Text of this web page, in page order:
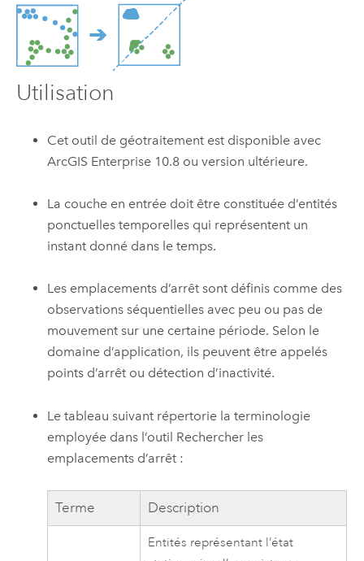
Utilisation
Cet outil de géotraitement est disponible avec
ArcGIS Enterprise 10.8 ou version ultérieure.
La couche en entrée doit être constituée d’entités
ponctuelles temporelles qui représentent un
instant donné dans le temps.
Les emplacements d’arrêt sont définis comme des
observations séquentielles avec peu ou pas de
mouvement sur une certaine période. Selon le
domaine d’application, ils peuvent être appelés
points d’arrêt ou détection d’inactivité.
Le tableau suivant répertorie la terminologie
employée dans l’outil Rechercher les
emplacements d’arrêt :
Terme Description
Entités représentant l’état